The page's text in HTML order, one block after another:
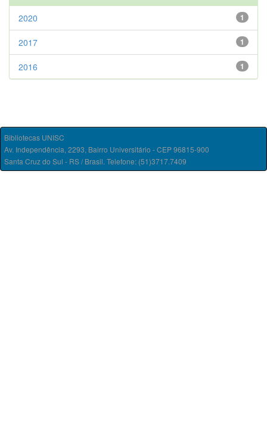
1
2020
1
2017
1
2016
Bibliotecas UNISC
Av. Independência, 2293, Bairro Universitário - CEP 96815-900
Santa Cruz do Sul - RS / Brasil. Telefone: (51)3717.7409